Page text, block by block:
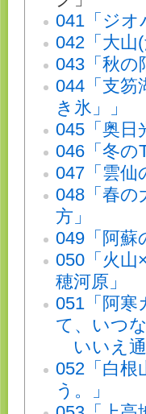
041「ジオ
042「大山
043「秋の
044「支笏
き氷」」
045「奥日
046「冬の
047「雲仙
048「春の
方」
049「阿蘇
050「火山
穂河原」
051「阿寒
て、いつ
いいえ通
052「白根
う。」